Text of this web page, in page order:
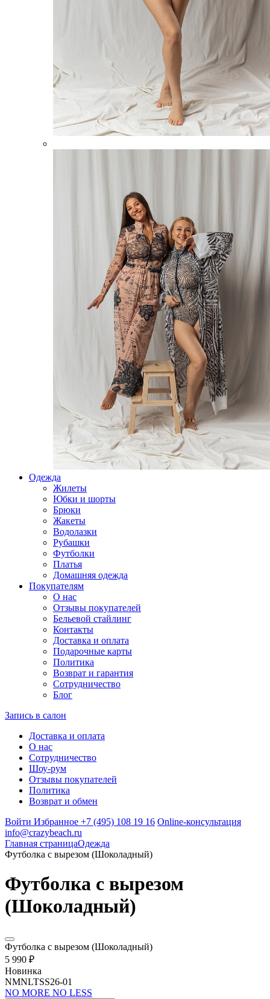
Одежда
Жилеты
Юбки и шорты
Брюки
Жакеты
Водолазки
Рубашки
Футболки
Платья
Домашняя одежда
Покупателям
О нас
Отзывы покупателей
Бельевой стайлинг
Контакты
Доставка и оплата
Подарочные карты
Политика
Возврат и гарантия
Сотрудничество
Блог
Запись в салон
Доставка и оплата
О нас
Сотрудничество
Шоу-рум
Отзывы покупателей
Политика
Возврат и обмен
Войти Избранное +7 (495) 108 19 16 Online-консультация
info@crazybeach.ru
Главная страницаОдежда
Футболка с вырезом (Шоколадный)
Футболка с вырезом
(Шоколадный)
Футболка с вырезом (Шоколадный)
5 990 ₽
Новинка
NMNLTSS26-01
NO MORE NO LESS